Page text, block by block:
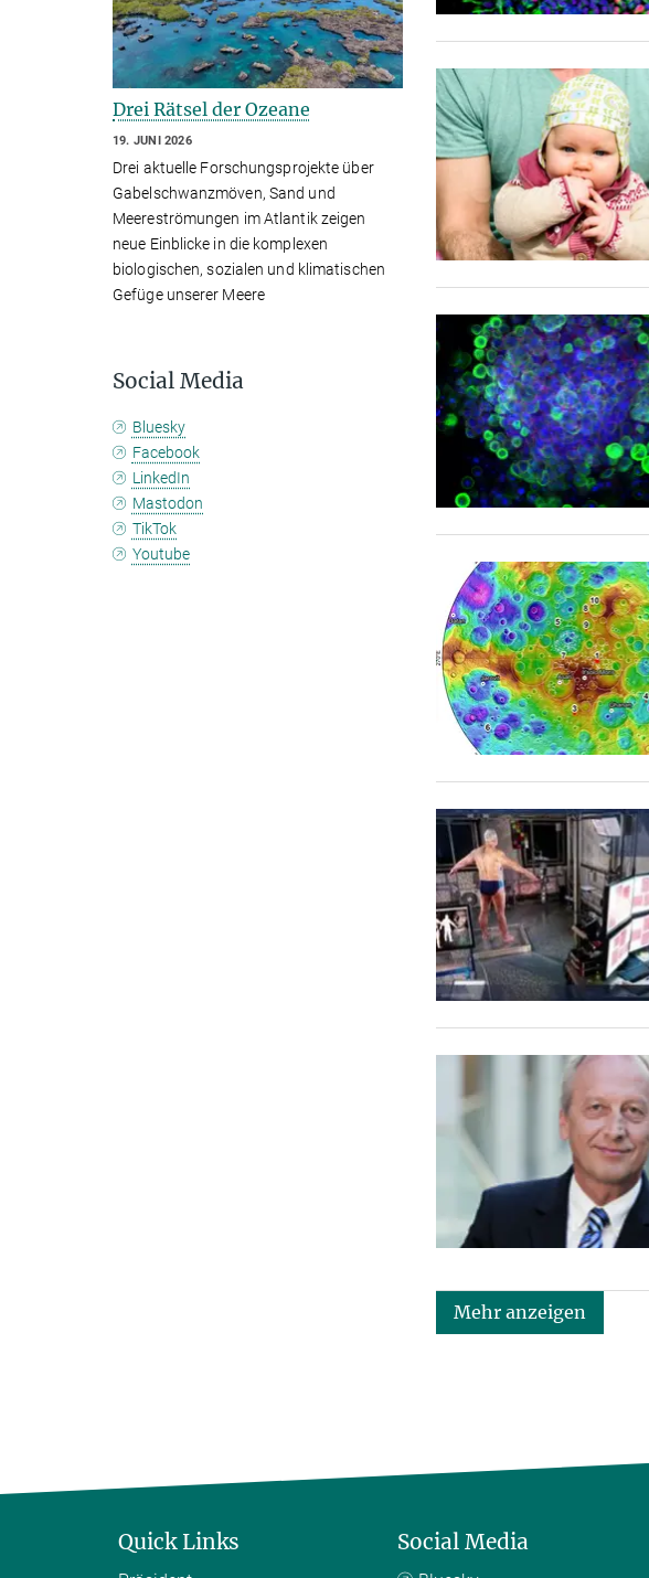
Mehr anzeigen
Drei Rätsel der Ozeane
19. JUNI 2026
Drei aktuelle Forschungsprojekte über
Gabelschwanzmöven, Sand und
Meereströmungen im Atlantik zeigen
neue Einblicke in die komplexen
biologischen, sozialen und klimatischen
Gefüge unserer Meere
Social Media
Bluesky
Facebook
LinkedIn
Mastodon
TikTok
Youtube
Quick Links Social Media